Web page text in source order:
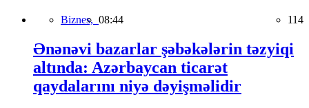
Biznes, 08:44 114
Ənənəvi bazarlar şəbəkələrin təzyiqi
altında: Azərbaycan ticarət
qaydalarını niyə dəyişməlidir